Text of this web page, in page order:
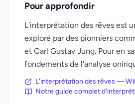
Pour approfondir
L'interprétation des rêves est
exploré par des pionniers
et Carl Gustav Jung. Pour en
fondements de l'analyse
L'interprétation des rêves —
Notre guide complet